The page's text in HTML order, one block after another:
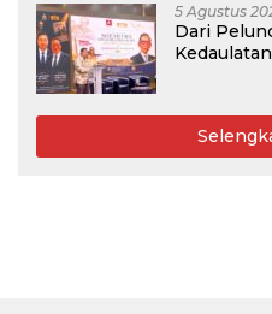
5 Agustus
Dari
Emas 2045